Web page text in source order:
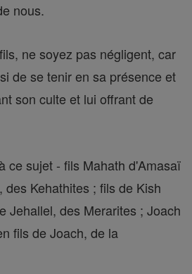
nous.
ne soyez pas négligent, car
de se tenir en sa présence et
son culte et lui offrant de
ce sujet - fils Mahath d'Amasaï
des Kehathites ; fils de Kish
Jehallel, des Merarites ; Joach
fils de Joach, de la